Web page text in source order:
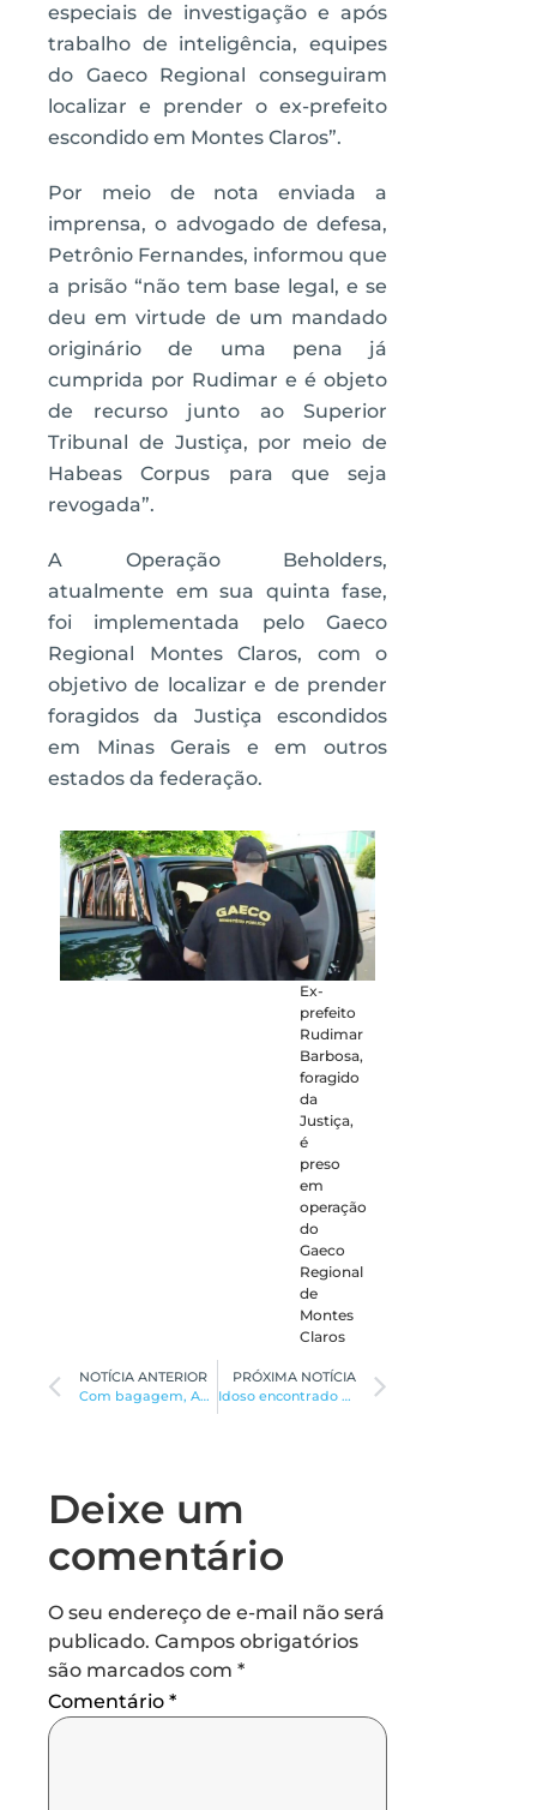
especiais de investigação e após
trabalho de inteligência, equipes
do Gaeco Regional conseguiram
localizar e prender o ex-prefeito
escondido em Montes Claros”.
Por meio de nota enviada a
imprensa, o advogado de defesa,
Petrônio Fernandes, informou que
a prisão “não tem base legal, e se
deu em virtude de um mandado
originário de uma pena já
cumprida por Rudimar e é objeto
de recurso junto ao Superior
Tribunal de Justiça, por meio de
Habeas Corpus para que seja
revogada”.
A Operação Beholders,
atualmente em sua quinta fase,
foi implementada pelo Gaeco
Regional Montes Claros, com o
objetivo de localizar e de prender
foragidos da Justiça escondidos
em Minas Gerais e em outros
estados da federação.
Ex-
prefeito
Rudimar
Barbosa,
foragido
da
Justiça,
é
preso
em
operação
do
Gaeco
Regional
de
Montes
Claros
NOTÍCIA ANTERIOR
Com bagagem, Autuori tenta salvar o Cruzeiro
PRÓXIMA NOTÍCIA
Idoso encontrado morto com sinais de violência
Deixe um
comentário
O seu endereço de e-mail não será
publicado. Campos obrigatórios
são marcados com *
Comentário *